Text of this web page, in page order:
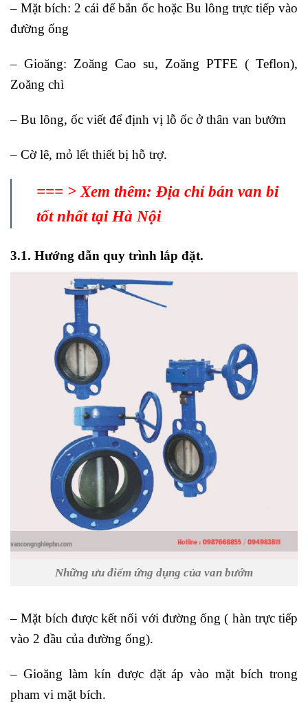
– Mặt bích: 2 cái để bắn ốc hoặc Bu lông trực tiếp vào
đường ống
– Gioăng: Zoăng Cao su, Zoăng PTFE ( Teflon),
Zoăng chì
– Bu lông, ốc viết để định vị lỗ ốc ở thân van bướm
– Cờ lê, mỏ lết thiết bị hỗ trợ.
=== > Xem thêm: Địa chỉ bán van bi
tốt nhất tại Hà Nội
3.1. Hướng dẫn quy trình lắp đặt.
Những ưu điểm ứng dụng của van bướm
– Mặt bích được kết nối với đường ống ( hàn trực tiếp
vào 2 đầu của đường ống).
– Gioăng làm kín được đặt áp vào mặt bích trong
pham vi mặt bích.